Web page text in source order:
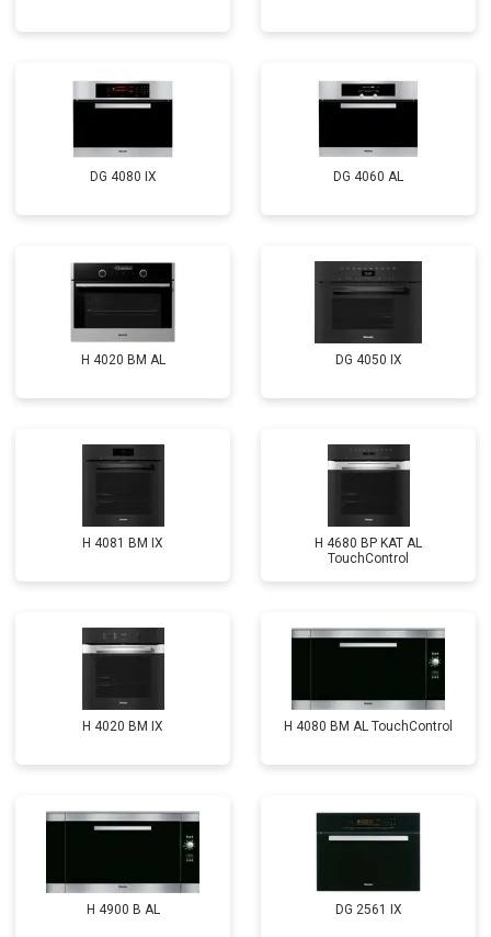
DG 4080 IX DG 4060 AL
H 4020 BM AL DG 4050 IX
H 4081 ВМ IX
H 4680 BP KAT AL
TouchControl
H 4020 BM IX H 4080 BM AL TouchControl
H 4900 B AL DG 2561 IX